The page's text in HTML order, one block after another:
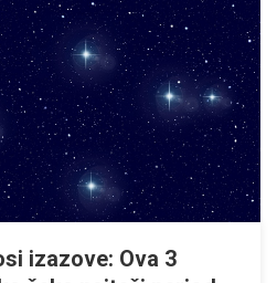
izazove: Ova 3